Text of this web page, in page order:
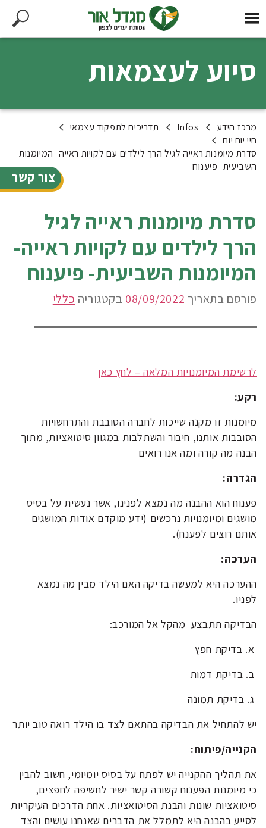
צור קשר
סיוע לעצמאות
מרכז הידע Infos
תדריכים לתפקוד עצמאי
חיי יום יום
סדרת מיומנות ראייה לגיל הרך לילדים עם לקויות ראייה- המיומנות
השביעית- פיענוח
סדרת מיומנות ראייה לגיל
הרך לילדים עם לקויות ראייה-
המיומנות השביעית- פיענוח
פורסם בתאריך 08/09/2022 בקטגוריה כללי
לרשימת המיומנויות המלאה – לחץ כאן
רקע:
מיומנות זו מקנה שייכות לחברה הסובבת והתרחשויות
הסובבות אותנו, חיבור והשתלבות במגוון סיטואציות, מתוך
הבנה מה קורה ומה אנו רואים
הגדרה:
פענוח הוא ההבנה מה נמצא לפנינו, אשר נעשית על בסיס
מושגים ומיומנויות נרכשים (ידע מוקדם אודות המושגים
אותם רוצים לפענח).
הערכה:
ההערכה היא למעשה בדיקה האם הילד מבין מה נמצא
לפניו.
הבדיקה תתבצע מהקל אל המורכב:
א. בדיקת חפץ
ב. בדיקת דמות
ג. בדיקת תמונה
יש להתחיל את הבדיקה בהתאם לצד בו הילד רואה טוב יותר
הקנייה/פיתוח:
את תהליך ההקנייה יש לפתח על בסיס יומיומי, חשוב להבין
כי מיומנות הפענוח קשורה קשר ישיר לחשיפה לחפצים,
סיטואציות שונות והבנת הסיטואציות. אחת הדרכים העיקריות
לסייע בהבנה היא לתמלל את הדברים שאנחנו עושים והצד